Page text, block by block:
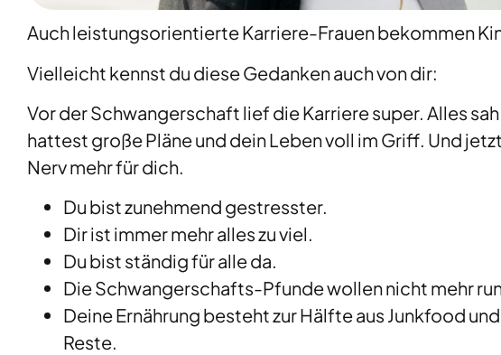
Auch leistungsorientierte Karriere-Frauen bekommen
Vielleicht kennst du diese Gedanken auch von dir:
Vor der Schwangerschaft lief die Karriere super. Alles
hattest große Pläne und dein Leben voll im Griff. Und
Nerv mehr für dich.
Du bist zunehmend gestresster.
Dir ist immer mehr alles zu viel.
Du bist ständig für alle da.
Die Schwangerschafts-Pfunde wollen nicht mehr
Deine Ernährung besteht zur Hälfte aus Junkfood
Reste.